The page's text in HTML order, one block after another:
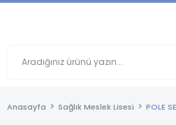
Anasayfa Sağlık Meslek Lisesi POLE